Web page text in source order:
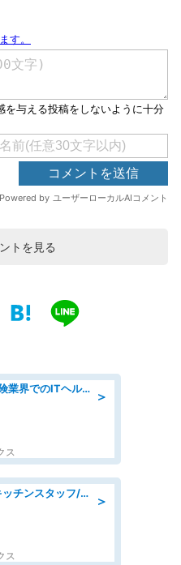
トを見る
＞
ヘルプデスク/外資系保険業界でのITヘルプデスク業務/駅近/即日勤務可/ヘルプデスク
ス
＞
日払いOKで即日収入/キッチンスタッフ/デリバリー業務など、自己成長可能な幅広い仕事に挑戦!髪型自由&ピアス・ネイルOK/茨城県/水戸市
ス